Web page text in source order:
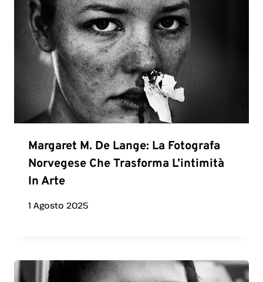
Margaret M. De Lange: La Fotografa
Norvegese Che Trasforma L’intimità
In Arte
1 Agosto 2025